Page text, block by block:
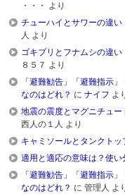
・・・
より
チューハイとサワーの違
人 より
ゴキブリとフナムシの違い
８５７ より
「避難勧告」「避難指示
なのはどれ？ にナイフ よ
地震の震度とマグニチュ
西人の１人 より
キャミソールとタンクト
適用と適応の意味は？使い
「避難勧告」「避難指示
なのはどれ？ に管理人 よ